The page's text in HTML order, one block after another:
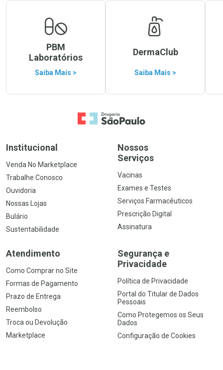
PBM
Laboratórios
Saiba Mais >
DermaClub
Saiba Mais >
Ir para a Home
Institucional
Venda No Marketplace
Trabalhe Conosco
Ouvidoria
Nossas Lojas
Bulário
Sustentabilidade
Nossos
Serviços
Vacinas
Exames e Testes
Serviços Farmacêuticos
Prescrição Digital
Assinatura
Atendimento
Como Comprar no Site
Formas de Pagamento
Prazo de Entrega
Reembolso
Troca ou Devolução
Marketplace
Segurança e
Privacidade
Política de Privacidade
Portal do Titular de Dados
Pessoais
Como Protegemos os Seus
Dados
Configuração de Cookies